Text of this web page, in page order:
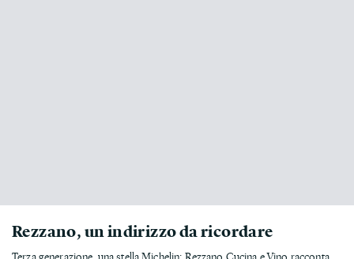
Rezzano, un indirizzo da ricordare